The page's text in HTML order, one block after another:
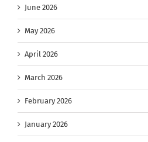
June 2026
May 2026
April 2026
March 2026
February 2026
January 2026